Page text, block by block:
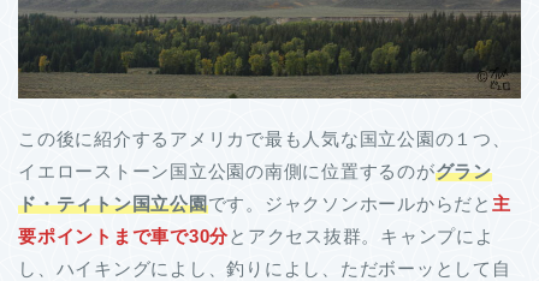
この後に紹介するアメリカで最も人気な国立公園の１つ、
イエローストーン国立公園の南側に位置するのがグラン
ド・ティトン国立公園です。ジャクソンホールからだと 主
要ポイントまで車で30分とアクセス抜群。キャンプによ
し、ハイキングによし、釣りによし、ただボーッとして自